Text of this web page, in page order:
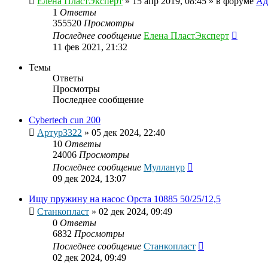
1 Ответы
355520 Просмотры
Последнее сообщение Елена ПластЭксперт
11 фев 2021, 21:32
Темы
Ответы
Просмотры
Последнее сообщение
Cybertech cun 200
Артур3322 » 05 дек 2024, 22:40
10 Ответы
24006 Просмотры
Последнее сообщение Мулланур
09 дек 2024, 13:07
Ищу пружину на насос Орста 10885 50/25/12,5
Станкопласт » 02 дек 2024, 09:49
0 Ответы
6832 Просмотры
Последнее сообщение Станкопласт
02 дек 2024, 09:49